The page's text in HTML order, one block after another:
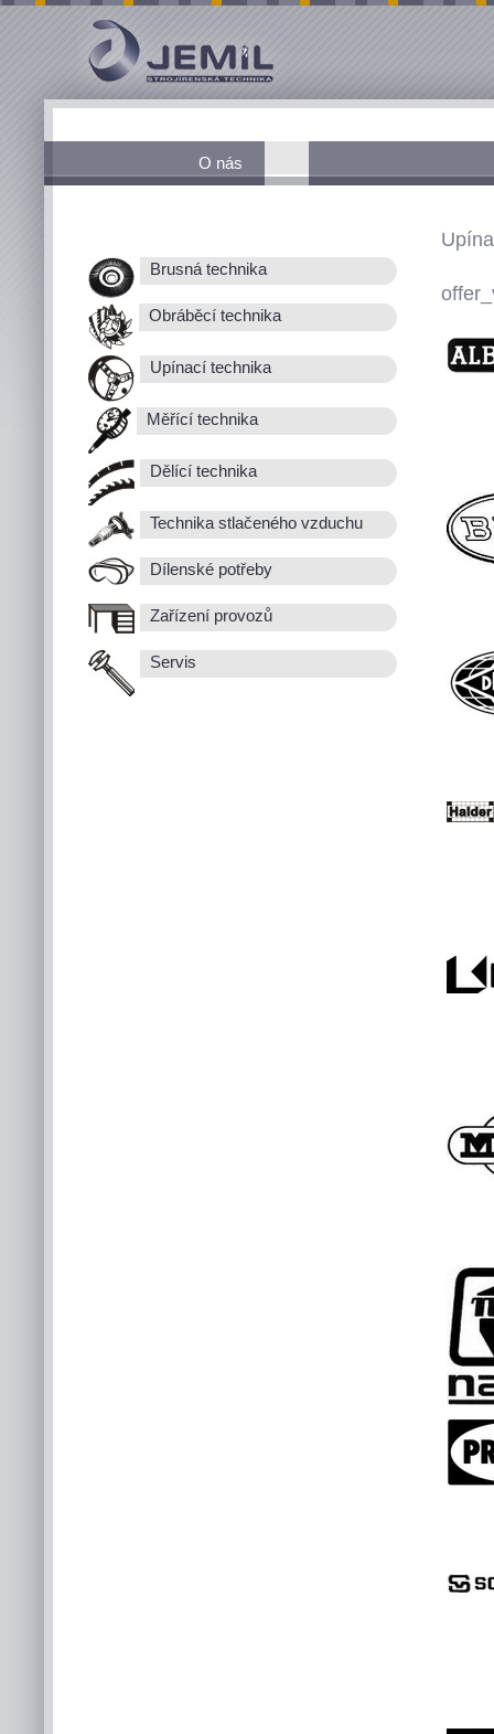
O nás
Brusná technika
Obráběcí technika
Upínací technika
Měřící technika
Dělící technika
Technika stlačeného vzduchu
Dílenské potřeby
Zařízení provozů
Servis